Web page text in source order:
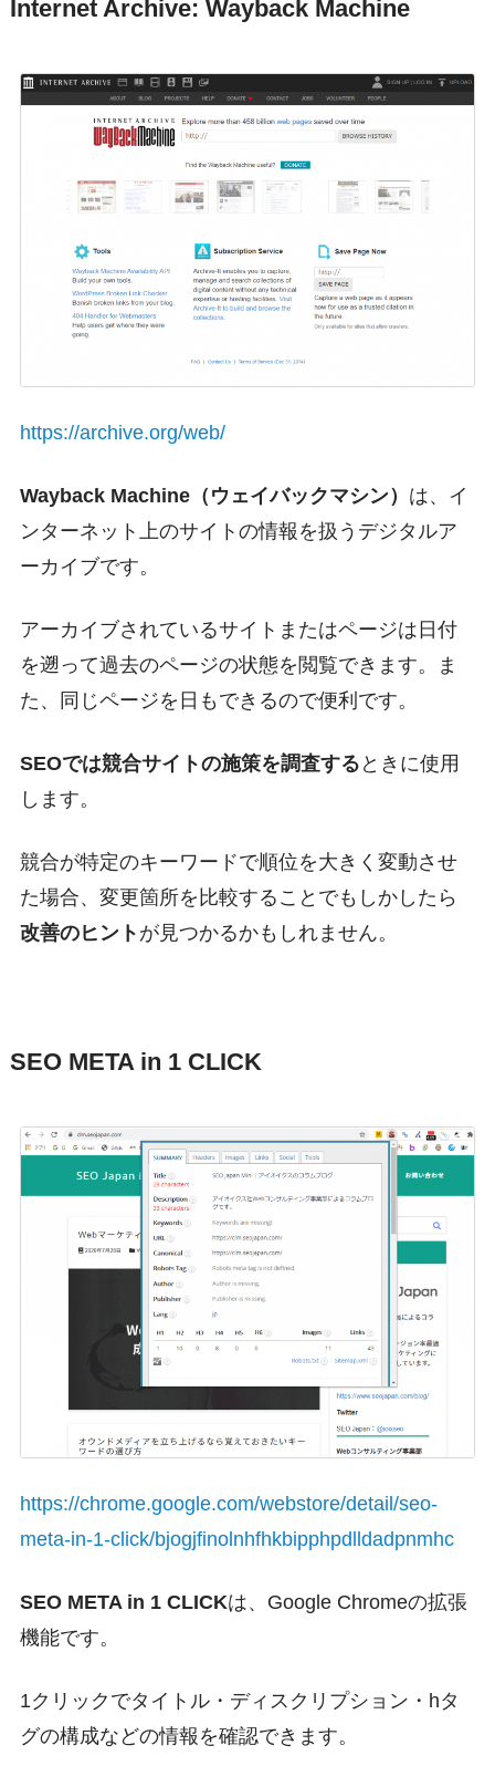
Internet Archive: Wayback Machine
https://archive.org/web/
Wayback Machine（ウェイバックマシン） は、イ
ンターネット上のサイトの情報を扱うデジタルア
ーカイブです。
アーカイブされているサイトまたはページは日付
を遡って過去のページの状態を閲覧できます。ま
た、同じページを日もできるので便利です。
SEOでは競合サイトの施策を調査する ときに使用
します。
競合が特定のキーワードで順位を大きく変動させ
た場合、変更箇所を比較することでもしかしたら
改善のヒント が見つかるかもしれません。
SEO META in 1 CLICK
https://chrome.google.com/webstore/detail/seo-
meta-in-1-click/bjogjfinolnhfhkbipphpdlldadpnmhc
SEO META in 1 CLICKは、Google Chromeの拡張
機能です。
1クリックでタイトル・ディスクリプション・hタ
グの構成などの情報を確認できます。